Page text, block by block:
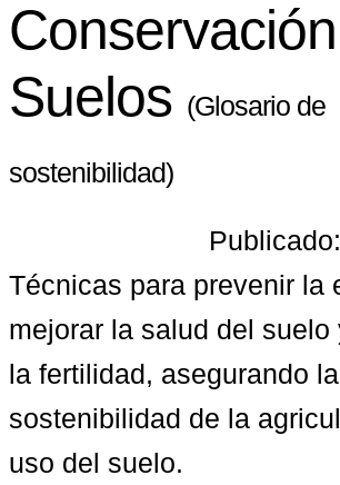
Suelos (Glosario de
sostenibilidad)
Técnicas para prevenir la
mejorar la salud del suelo
la fertilidad, asegurando la
sostenibilidad de la
uso del suelo.